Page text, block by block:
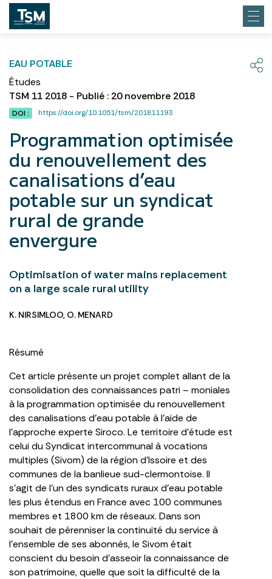
EAU POTABLE
Études
TSM 11 2018 - Publié : 20 novembre 2018
DOI : https://doi.org/10.1051/tsm/201811193
Programmation optimisée
du renouvellement des
canalisations d’eau
potable sur un syndicat
rural de grande
envergure
Optimisation of water mains replacement
on a large scale rural utility
K. NIRSIMLOO, O. MENARD
Résumé
Cet article présente un projet complet allant de la
consolidation des connaissances patri – moniales
à la programmation optimisée du renouvellement
des canalisations d’eau potable à l’aide de
l’approche experte Siroco. Le territoire d’étude est
celui du Syndicat intercommunal à vocations
multiples (Sivom) de la région d’Issoire et des
communes de la banlieue sud-clermontoise. Il
s’agit de l’un des syndicats ruraux d’eau potable
les plus étendus en France avec 100 communes
membres et 1800 km de réseaux. Dans son
souhait de pérenniser la continuité du service à
l’ensemble de ses abonnés, le Sivom était
conscient du besoin d’asseoir la connaissance de
son patrimoine, quelle que soit la difficulté de la